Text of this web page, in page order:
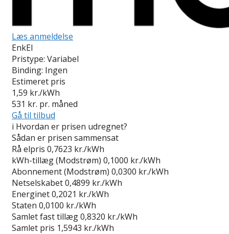
Læs anmeldelse
EnkEl
Pristype: Variabel
Binding: Ingen
Estimeret pris
1,59 kr./kWh
531 kr. pr. måned
Gå til tilbud
i Hvordan er prisen udregnet?
Sådan er prisen sammensat
Rå elpris 0,7623 kr./kWh
kWh-tillæg (Modstrøm) 0,1000 kr./kWh
Abonnement (Modstrøm) 0,0300 kr./kWh
Netselskabet0,4899 kr./kWh
Energinet0,2021 kr./kWh
Staten 0,0100 kr./kWh
Samlet fast tillæg0,8320 kr./kWh
Samlet pris 1,5943 kr./kWh